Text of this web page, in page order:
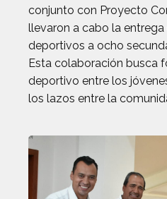
conjunto con Proyecto
llevaron a cabo la
deportivos a ocho
Esta colaboración busca
deportivo entre los
los lazos entre la